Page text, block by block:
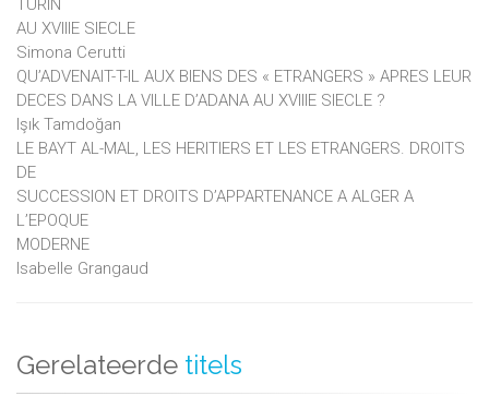
TURIN
AU XVIIIE SIECLE
Simona Cerutti
QU’ADVENAIT-T-IL AUX BIENS DES « ETRANGERS » APRES LEUR
DECES DANS LA VILLE D’ADANA AU XVIIIE SIECLE ?
Işık Tamdoğan
LE BAYT AL-MAL, LES HERITIERS ET LES ETRANGERS. DROITS
DE
SUCCESSION ET DROITS D’APPARTENANCE A ALGER A
L’EPOQUE
MODERNE
Isabelle Grangaud
Gerelateerde titels